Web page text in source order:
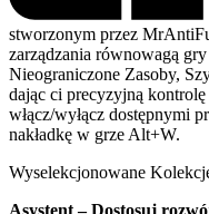
stworzonym przez
zarządzania równowagą
Nieograniczone Zasoby,
dając ci precyzyjną
włącz/wyłącz dostępnymi
nakładkę w grze Alt+W.
Wyselekcjonowane
Asystent – Dostosuj